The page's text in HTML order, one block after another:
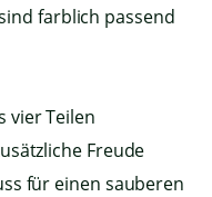
farblich passend
vier Teilen
Freude
für einen sauberen